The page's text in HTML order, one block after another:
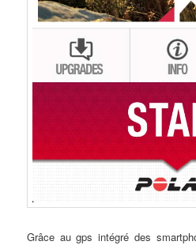
Grâce au gps intégré des